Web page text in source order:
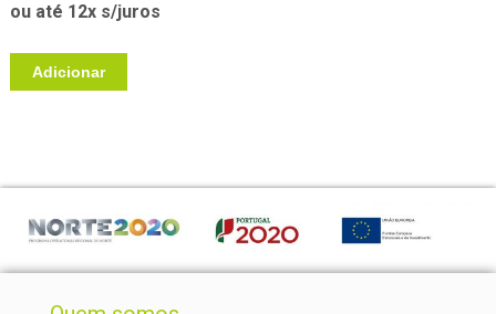
ou até 12x s/juros
Adicionar